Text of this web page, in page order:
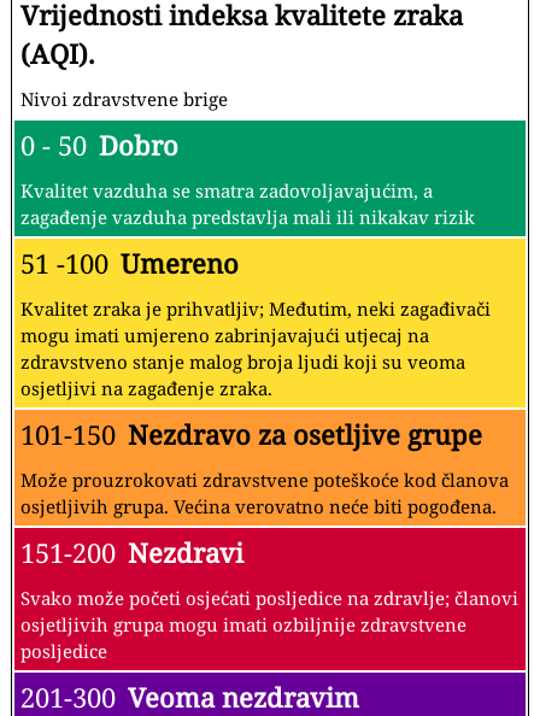
Vrijednosti indeksa kvalitete zraka
(AQI).
Nivoi zdravstvene brige
0 - 50 Dobro
Kvalitet vazduha se smatra zadovoljavajućim, a
zagađenje vazduha predstavlja mali ili nikakav rizik
51 -100 Umereno
Kvalitet zraka je prihvatljiv; Međutim, neki zagađivači
mogu imati umjereno zabrinjavajući utjecaj na
zdravstveno stanje malog broja ljudi koji su veoma
osjetljivi na zagađenje zraka.
101-150 Nezdravo za osetljive grupe
Može prouzrokovati zdravstvene poteškoće kod članova
osjetljivih grupa. Većina verovatno neće biti pogođena.
151-200 Nezdravi
Svako može početi osjećati posljedice na zdravlje; članovi
osjetljivih grupa mogu imati ozbiljnije zdravstvene
posljedice
201-300 Veoma nezdravim